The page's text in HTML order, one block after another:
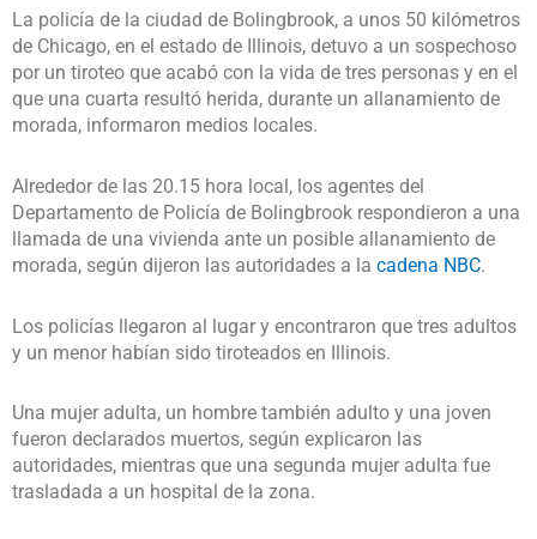
La policía de la ciudad de Bolingbrook, a unos 50 kilómetros
de Chicago, en el estado de Illinois, detuvo a un sospechoso
por un tiroteo que acabó con la vida de tres personas y en el
que una cuarta resultó herida, durante un allanamiento de
morada, informaron medios locales.
Alrededor de las 20.15 hora local, los agentes del
Departamento de Policía de Bolingbrook respondieron a una
llamada de una vivienda ante un posible allanamiento de
morada, según dijeron las autoridades a la cadena NBC.
Los policías llegaron al lugar y encontraron que tres adultos
y un menor habían sido tiroteados en Illinois.
Una mujer adulta, un hombre también adulto y una joven
fueron declarados muertos, según explicaron las
autoridades, mientras que una segunda mujer adulta fue
trasladada a un hospital de la zona.